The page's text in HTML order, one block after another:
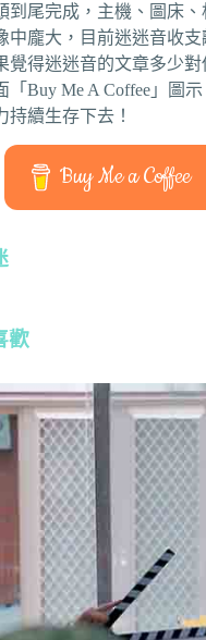
到尾完成，主機、圖床
中龐大，目前迷迷音收
覺得迷迷音的文章多少
「Buy Me A Coffee」圖
持續生存下去！
Buy Me a Coffee
歡